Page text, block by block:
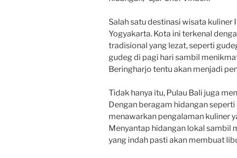
Salah satu destinasi wisata kuliner
Yogyakarta. Kota ini terkenal
tradisional yang lezat, seperti
gudeg di pagi hari sambil
Beringharjo tentu akan menjadi
Tidak hanya itu, Pulau Bali juga
Dengan beragam hidangan
menawarkan pengalaman kuliner
Menyantap hidangan lokal sambil
yang indah pasti akan membuat